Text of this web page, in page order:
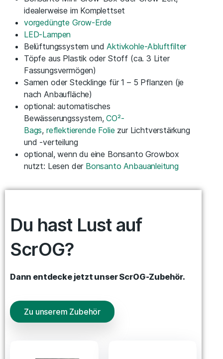
idealerweise im Komplettset
vorgedüngte Grow-Erde
LED-Lampen
Belüftungssystem und Aktivkohle-Abluftfilter
Töpfe aus Plastik oder Stoff (ca. 3 Liter
Fassungsvermögen)
Samen oder Stecklinge für 1 – 5 Pflanzen (je
nach Anbaufläche)
optional: automatisches
Bewässerungssystem,CO²-
Bags, reflektierende Folie zur Lichtverstärkung
und -verteilung
optional, wenn du eine Bonsanto Growbox
nutzt: Lesen der Bonsanto Anbauanleitung
Du hast Lust auf
ScrOG?
Dann entdecke jetzt unser ScrOG-Zubehör.
Zu unserem Zubehör